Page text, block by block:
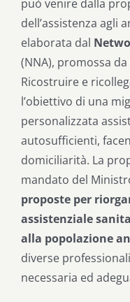
può venire dalla
dell’assistenza agli
elaborata dal
(NNA), promossa
Ricostruire e
l’obiettivo di una
personalizzata
autosufficienti,
domiciliarità. La
mandato del
proposte per
assistenziale
alla popolazione
diverse
necessaria ed